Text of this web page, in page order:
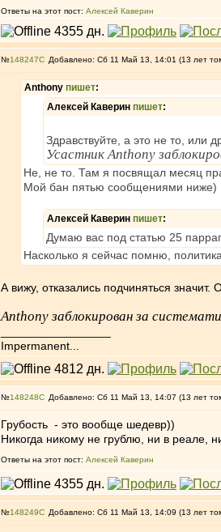
Ответы на этот пост: Алексей Каверин
№148247 Добавлено: Сб 11 Май 13, 14:01 (13 лет
Anthony пишет:
Алексей Каверин пишет:
Здравствуйте, а это не то, или
Усастник Anthony
Не, не то. Там я посвящал месяц
Мой бан пятью сообщениями ниже)
Алексей Каверин пишет:
Думаю вас под статью 25
Насколько я сейчас помню,
А вижу, отказались подчиняться
Anthony заблокирован за
Impermanent...
№148248 Добавлено: Сб 11 Май 13, 14:07 (13 лет
Грубость - это вообще шедевр))
Никогда никому не грублю, ни в реале,
Ответы на этот пост: Алексей Каверин
№148249 Добавлено: Сб 11 Май 13, 14:09 (13 лет